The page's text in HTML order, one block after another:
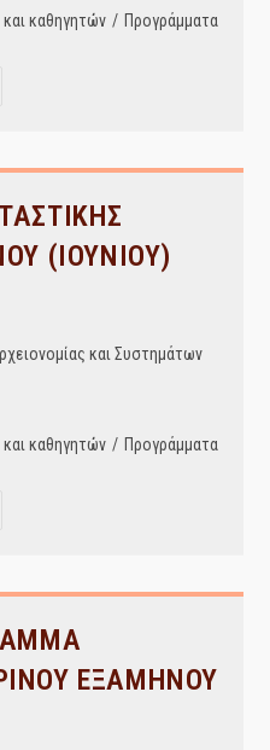
καθηγητών / Προγράμματα
(ΙΟΥΝΙΟΥ)
και Συστημάτων
καθηγητών / Προγράμματα
ΕΞΑΜΗΝΟΥ